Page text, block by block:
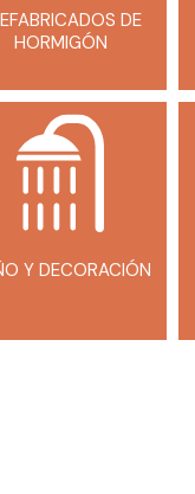
DE
HORMIGÓN
Y DECORACIÓN